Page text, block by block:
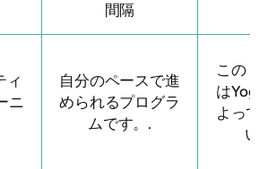
間隔
ィ
ニ
自分のペースで進
められるプログラ
ムです。.
このト
は
よって
い